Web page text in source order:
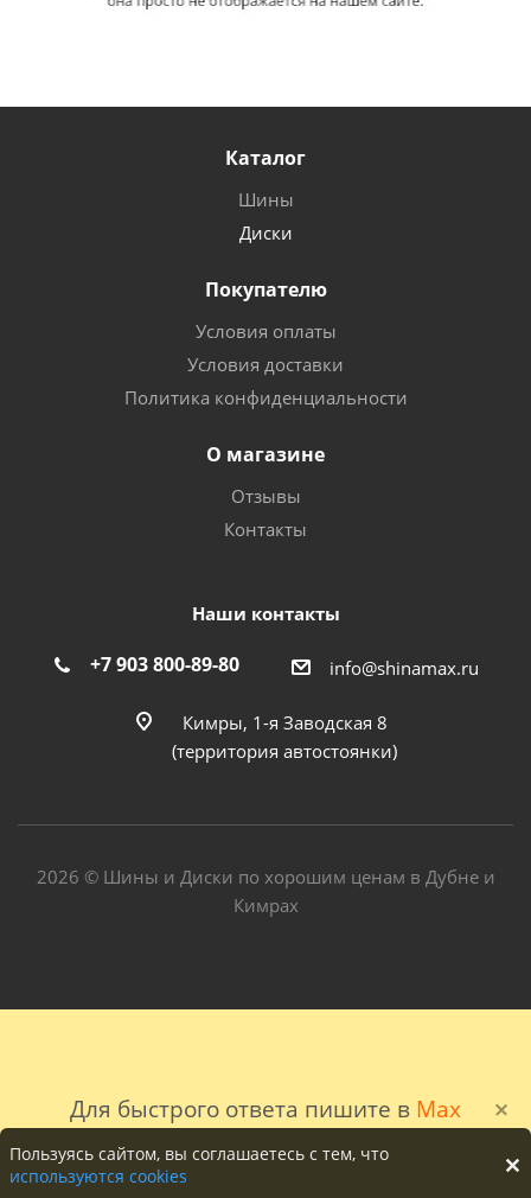
Для быстрого ответа пишите в Max
Каталог
Шины
Диски
Покупателю
Условия оплаты
Условия доставки
Политика конфиденциальности
О магазине
Отзывы
Контакты
Наши контакты
+7 903 800-89-80 info@shinamax.ru
Кимры, 1-я Заводская 8
(территория автостоянки)
2026 © Шины и Диски по хорошим ценам в Дубне и
Кимрах
Пользуясь сайтом, вы соглашаетесь с тем, что
используются cookies